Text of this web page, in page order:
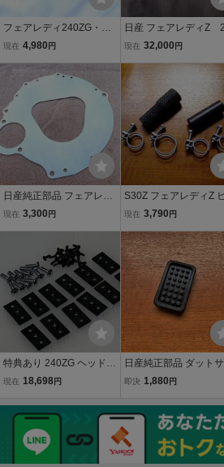
フェアレディ240ZG・Ｓ3
0Ｚミッションパーツ・シ
現在 4,980 円
日産 フェアレディZ
ZG S30Z 当時物 プ
現在 32,000 円
日産純正部品 フェアレデ
ィZ S30Z 240ZG 71B ク
ンメリ 330セドリック ジ
ャパン
現在 3,300 円
S30Z フェアレディZ ヒ
ターホース L20 L24 ダ
L型 L6 中期 240ZG
ャブ車 ツインキャブ
ックス
現在 3,790 円
特典あり 240ZG ヘッドラ
イトカバー補修用ネジ 12
ノーズ S30Z S31Z Z432
旧車 ランプ フェアレディ
Z 日産 パーツ
現在 18,698円
日産純正部品 ダット
フェアレディZ S30Z フ
240ZG PZR PS30
型 S31 Datsun Nissan
nuine Parts
即決 1,880 円